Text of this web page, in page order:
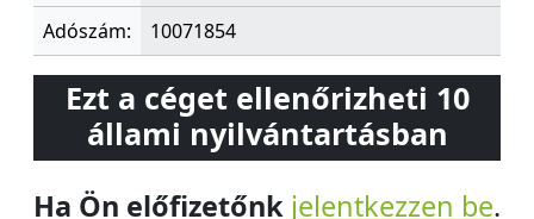
Adószám:
10071854
Ezt a céget ellenőrizheti 10
állami nyilvántartásban
Ha Ön előfizetőnk jelentkezzen be.